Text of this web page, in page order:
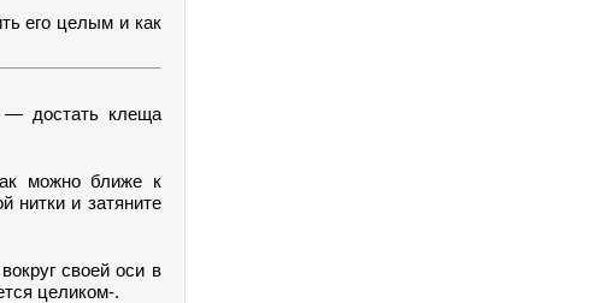
его целым и как
— достать клеща
можно ближе к
нитки и затяните
своей оси в
целиком-.